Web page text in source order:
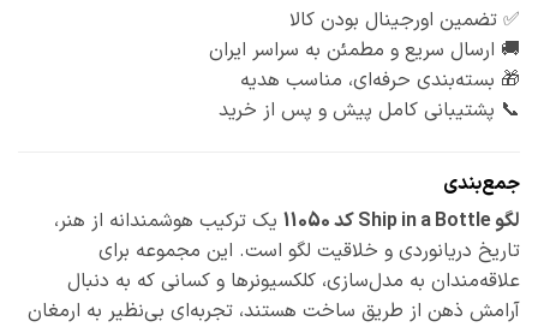
✅ تضمین اورجینال بودن کالا
🚚 ارسال سریع و مطمئن به سراسر ایران
🎁 بسته‌بندی حرفه‌ای، مناسب هدیه
📞 پشتیبانی کامل پیش و پس از خرید
جمع‌بندی
لگو Ship in a Bottle کد 11050
یک ترکیب هوشمندانه از هنر،
تاریخ دریانوردی و خلاقیت لگو است. این مجموعه برای
علاقه‌مندان به مدل‌سازی، کلکسیونرها و کسانی که به دنبال
آرامش ذهن از طریق ساخت هستند، تجربه‌ای بی‌نظیر به ارمغان